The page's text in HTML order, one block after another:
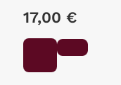
17,00 €